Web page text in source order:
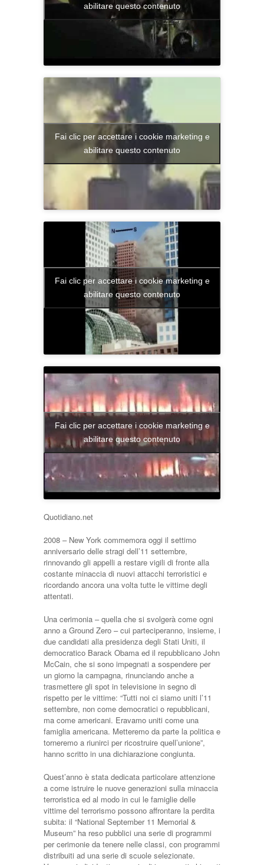
abilitare questo contenuto
Fai clic per accettare i cookie marketing e
abilitare questo contenuto
Fai clic per accettare i cookie marketing e
abilitare questo contenuto
Fai clic per accettare i cookie marketing e
abilitare questo contenuto
Quotidiano.net
2008 – New York commemora oggi il settimo
anniversario delle stragi dell’11 settembre,
rinnovando gli appelli a restare vigili di fronte alla
costante minaccia di nuovi attacchi terroristici e
ricordando ancora una volta tutte le vittime degli
attentati.
Una cerimonia – quella che si svolgerà come ogni
anno a Ground Zero – cui parteciperanno, insieme, i
due candidati alla presidenza degli Stati Uniti, il
democratico Barack Obama ed il repubblicano John
McCain, che si sono impegnati a sospendere per
un giorno la campagna, rinunciando anche a
trasmettere gli spot in televisione in segno di
rispetto per le vittime: “Tutti noi ci siamo uniti l’11
settembre, non come democratici o repubblicani,
ma come americani. Eravamo uniti come una
famiglia americana. Metteremo da parte la politica e
torneremo a riunirci per ricostruire quell’unione”,
hanno scritto in una dichiarazione congiunta.
Quest’anno è stata dedicata particolare attenzione
a come istruire le nuove generazioni sulla minaccia
terroristica ed al modo in cui le famiglie delle
vittime del terrorismo possono affrontare la perdita
subita: il “National September 11 Memorial &
Museum” ha reso pubblici una serie di programmi
per cerimonie da tenere nelle classi, con programmi
distribuiti ad una serie di scuole selezionate.